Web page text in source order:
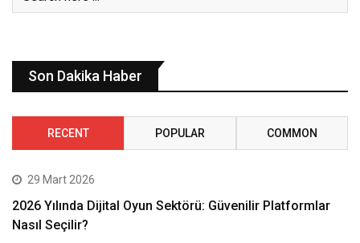
Son Dakika Haber
RECENT POPULAR COMMON
29 Mart 2026
2026 Yılında Dijital Oyun Sektörü: Güvenilir Platformlar
Nasıl Seçilir?